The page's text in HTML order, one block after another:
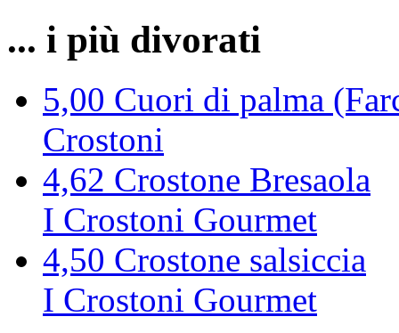
... i più divorati
5,00 Cuori di palma
Crostoni
4,62 Crostone Bresaola
I Crostoni Gourmet
4,50 Crostone salsiccia
I Crostoni Gourmet